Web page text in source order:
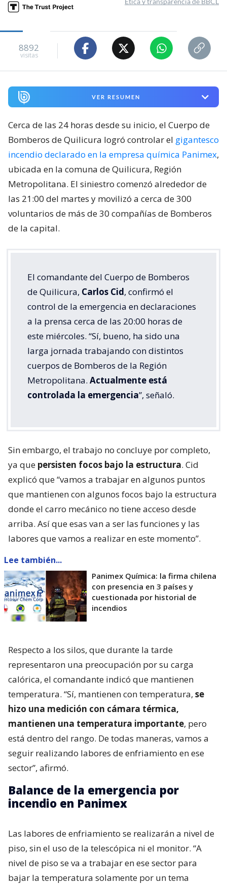
8892
visitas
VER RESUMEN
Cerca de las 24 horas desde su inicio, el Cuerpo de
Bomberos de Quilicura logró controlar el gigantesco
incendio declarado en la empresa química Panimex,
ubicada en la comuna de Quilicura, Región
Metropolitana. El siniestro comenzó alrededor de
las 21:00 del martes y movilizó a cerca de 300
voluntarios de más de 30 compañías de Bomberos
de la capital.
El comandante del Cuerpo de Bomberos
de Quilicura, Carlos Cid, confirmó el
control de la emergencia en declaraciones
a la prensa cerca de las 20:00 horas de
este miércoles. “Sí, bueno, ha sido una
larga jornada trabajando con distintos
cuerpos de Bomberos de la Región
Metropolitana. Actualmente está
controlada la emergencia”, señaló.
Sin embargo, el trabajo no concluye por completo,
ya que persisten focos bajo la estructura. Cid
explicó que “vamos a trabajar en algunos puntos
que mantienen con algunos focos bajo la estructura
donde el carro mecánico no tiene acceso desde
arriba. Así que esas van a ser las funciones y las
labores que vamos a realizar en este momento”.
Lee también...
Panimex Química: la firma chilena
con presencia en 3 países y
cuestionada por historial de
incendios
Respecto a los silos, que durante la tarde
representaron una preocupación por su carga
calórica, el comandante indicó que mantienen
temperatura. “Sí, mantienen con temperatura, se
hizo una medición con cámara térmica,
mantienen una temperatura importante, pero
está dentro del rango. De todas maneras, vamos a
seguir realizando labores de enfriamiento en ese
sector”, afirmó.
Balance de la emergencia por
incendio en Panimex
Las labores de enfriamiento se realizarán a nivel de
piso, sin el uso de la telescópica ni el monitor. “A
nivel de piso se va a trabajar en ese sector para
bajar la temperatura solamente por un tema